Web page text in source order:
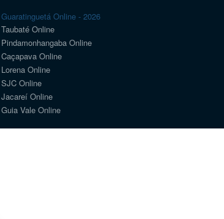
Guaratinguetá Online - 2026
Taubaté Online
Pindamonhangaba Online
Caçapava Online
Lorena Online
SJC Online
Jacareí Online
Guia Vale Online